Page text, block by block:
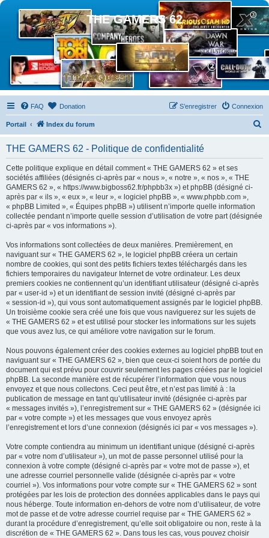
THE GAMERS 62
FAQ Donation Connexion
S’enregistrer
Portail Index du forum
THE GAMERS 62 - Politique de confidentialité
Cette politique explique en détail comment « THE GAMERS 62 » et ses
sociétés affiliées (désignés ci-après par « nous », « notre », « nos », « THE
GAMERS 62 », « https://www.bigboss62.fr/phpbb3x ») et phpBB (désigné ci-
après par « ils », « eux », « leur », « logiciel phpBB », « www.phpbb.com »,
« phpBB Limited », « Équipes phpBB ») utilisent n’importe quelle information
collectée pendant n’importe quelle session d’utilisation de votre part (désignée
ci-après par « vos informations »).
Vos informations sont collectées de deux manières. Premièrement, en
naviguant sur « THE GAMERS 62 », le logiciel phpBB créera un certain
nombre de cookies, qui sont des petits fichiers textes téléchargés dans les
fichiers temporaires du navigateur Internet de votre ordinateur. Les deux
premiers cookies ne contiennent qu’un identifiant utilisateur (désigné ci-après
par « user-id ») et un identifiant de session invité (désigné ci-après par
« session-id »), qui vous sont automatiquement assignés par le logiciel phpBB.
Un troisième cookie sera créé une fois que vous naviguerez sur les sujets de
« THE GAMERS 62 » et est utilisé pour stocker les informations sur les sujets
que vous avez lus, ce qui améliore votre navigation sur le forum.
Nous pouvons également créer des cookies externes au logiciel phpBB tout en
naviguant sur « THE GAMERS 62 », bien que ceux-ci soient hors de portée du
document qui est prévu pour couvrir seulement les pages créées par le logiciel
phpBB. La seconde manière est de récupérer l’information que vous nous
envoyez et que nous collectons. Ceci peut être, et n’est pas limité à : la
publication de message en tant qu’utilisateur invité (désignée ci-après par
« messages invités »), l’enregistrement sur « THE GAMERS 62 » (désignée ici
par « votre compte ») et les messages que vous envoyez après
l’enregistrement et lors d’une connexion (désignés ici par « vos messages »).
Votre compte contiendra au minimum un identifiant unique (désigné ci-après
par « votre nom d’utilisateur »), un mot de passe personnel utilisé pour la
connexion à votre compte (désigné ci-après par « votre mot de passe »), et
une adresse courriel personnelle valide (désignée ci-après par « votre
courriel »). Vos informations pour votre compte sur « THE GAMERS 62 » sont
protégées par les lois de protection des données applicables dans le pays qui
nous héberge. Toute information en-dehors de votre nom d’utilisateur, de votre
mot de passe et de votre adresse courriel requise par « THE GAMERS 62 »
durant la procédure d’enregistrement, qu’elle soit obligatoire ou non, reste à la
discrétion de « THE GAMERS 62 ». Dans tous les cas, vous pouvez choisir